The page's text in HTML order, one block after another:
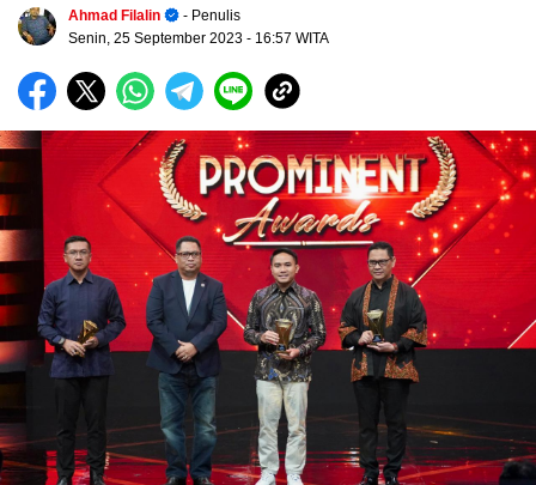
Ahmad Filalin
- Penulis
Senin, 25 September 2023 - 16:57 WITA